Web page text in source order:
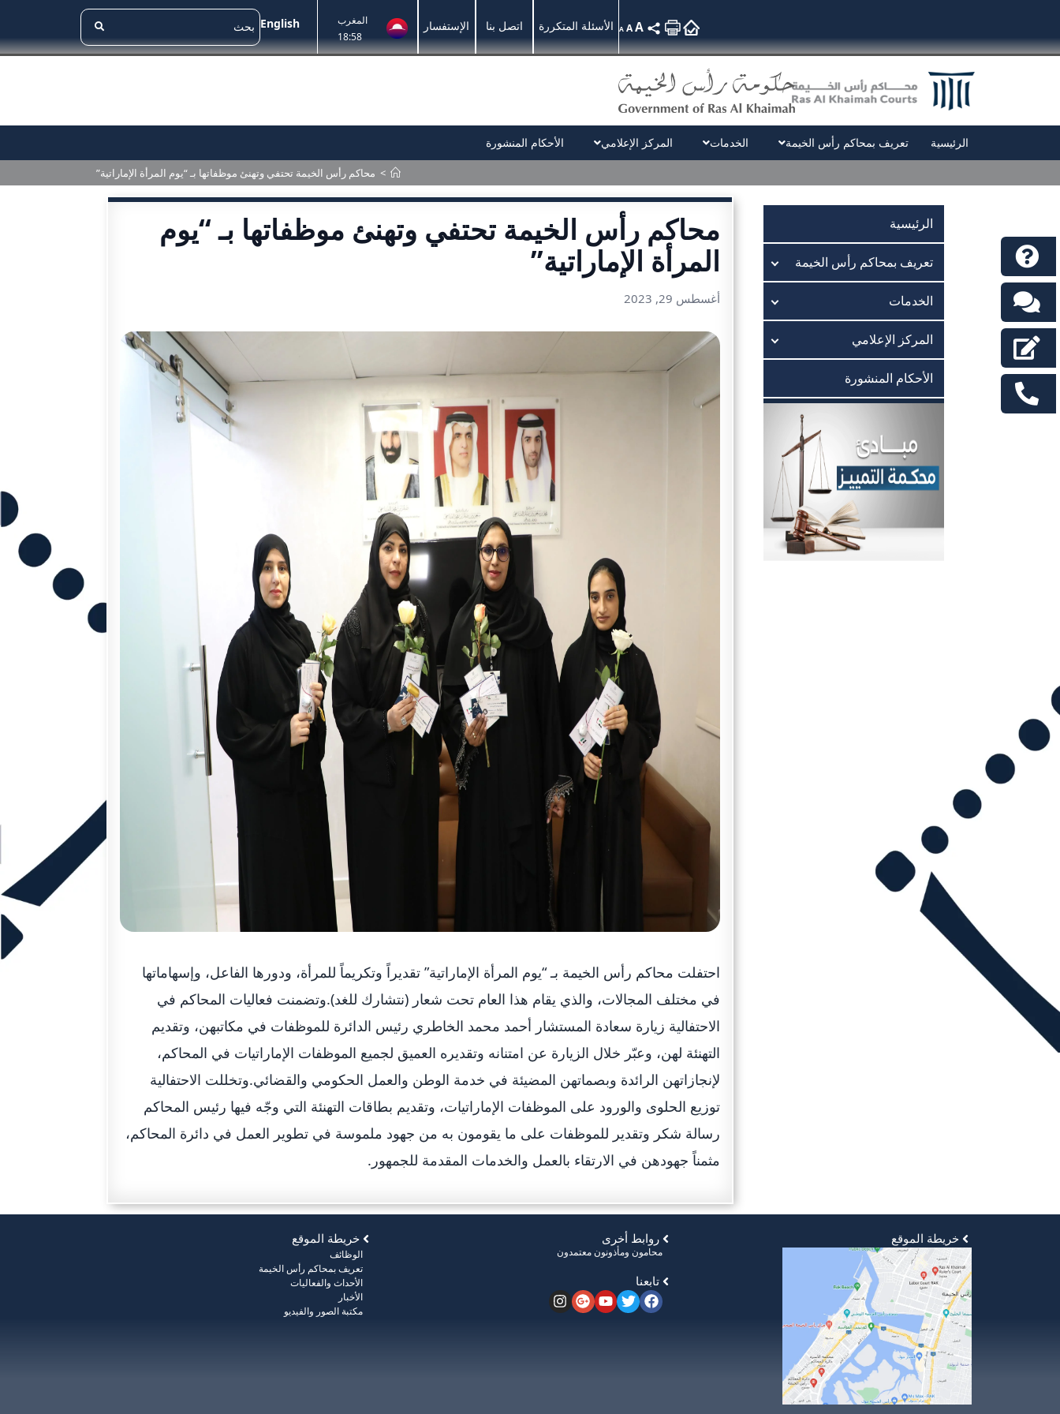
English
المغرب
18:58
الإستفسار اتصل بنا الأسئلة المتكررة A AA
الرئيسية تعريف بمحاكم رأس الخيمة الخدمات المركز الإعلامي الأحكام المنشورة
> محاكم رأس الخيمة تحتفي وتهنئ موظفاتها بـ “يوم المرأة الإماراتية”
الرئيسية
تعريف بمحاكم رأس الخيمة
الخدمات
المركز الإعلامي
الأحكام المنشورة
محاكم رأس الخيمة تحتفي وتهنئ موظفاتها بـ “يوم
المرأة الإماراتية”
أغسطس 29, 2023
احتفلت محاكم رأس الخيمة بـ “يوم المرأة الإماراتية” تقديراً وتكريماً للمرأة، ودورها الفاعل، وإسهاماتها
في مختلف المجالات، والذي يقام هذا العام تحت شعار (نتشارك للغد).وتضمنت فعاليات المحاكم في
الاحتفالية زيارة سعادة المستشار أحمد محمد الخاطري رئيس الدائرة للموظفات في مكاتبهن، وتقديم
التهنئة لهن، وعبّر خلال الزيارة عن امتنانه وتقديره العميق لجميع الموظفات الإماراتيات في المحاكم،
لإنجازاتهن الرائدة وبصماتهن المضيئة في خدمة الوطن والعمل الحكومي والقضائي.وتخللت الاحتفالية
توزيع الحلوى والورود على الموظفات الإماراتيات، وتقديم بطاقات التهنئة التي وجّه فيها رئيس المحاكم
رسالة شكر وتقدير للموظفات على ما يقومون به من جهود ملموسة في تطوير العمل في دائرة المحاكم،
مثمناً جهودهن في الارتقاء بالعمل والخدمات المقدمة للجمهور.
خريطة الموقع
الوظائف
تعريف بمحاكم رأس الخيمة
الأحداث والفعاليات
الأخبار
مكتبة الصور والفيديو
روابط أخرى
محامون ومأذونون معتمدون
تابعنا
خريطة الموقع